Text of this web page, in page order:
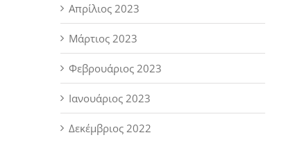
Απρίλιος 2023
Μάρτιος 2023
Φεβρουάριος 2023
Ιανουάριος 2023
Δεκέμβριος 2022